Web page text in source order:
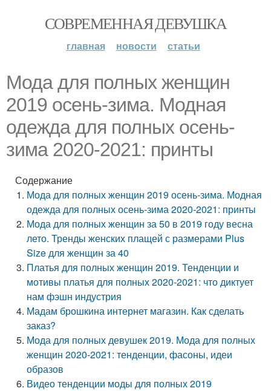
СОВРЕМЕННАЯ ДЕВУШКА
главная новости статьи
Мода для полных женщин
2019 осень-зима. Модная
одежда для полных осень-
зима 2020-2021: принты
Содержание
Мода для полных женщин 2019 осень-зима. Модная
одежда для полных осень-зима 2020-2021: принты
Мода для полных женщин за 50 в 2019 году весна
лето. Тренды женских плащей с размерами Plus
Size для женщин за 40
Платья для полных женщин 2019. Тенденции и
мотивы платья для полных 2020-2021: что диктует
нам фэшн индустрия
Мадам брошкина интернет магазин. Как сделать
заказ?
Мода для полных девушек 2019. Мода для полных
женщин 2020-2021: тенденции, фасоны, идеи
образов
Видео тенденции моды для полных 2019